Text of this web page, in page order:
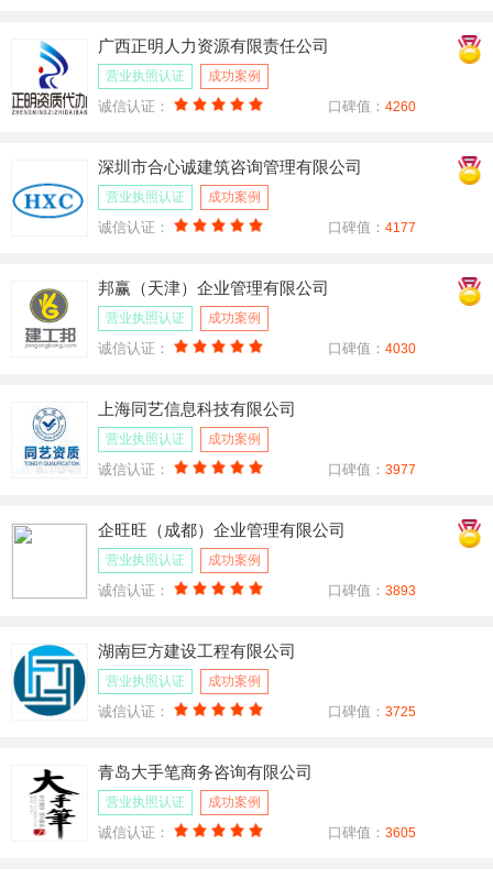
广西正明人力资源有限责任公司
营业执照认证 成功案例
诚信认证： 口碑值：4260
深圳市合心诚建筑咨询管理有限公司
营业执照认证 成功案例
诚信认证： 口碑值：4177
邦赢（天津）企业管理有限公司
营业执照认证 成功案例
诚信认证： 口碑值：4030
上海同艺信息科技有限公司
营业执照认证 成功案例
诚信认证： 口碑值：3977
企旺旺（成都）企业管理有限公司
营业执照认证 成功案例
诚信认证： 口碑值：3893
湖南巨方建设工程有限公司
营业执照认证 成功案例
诚信认证： 口碑值：3725
青岛大手笔商务咨询有限公司
营业执照认证 成功案例
诚信认证： 口碑值：3605